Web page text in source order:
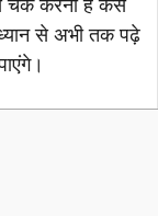
ध्यान से अभी तक पढ़े